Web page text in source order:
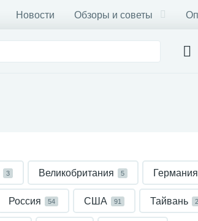
Новости Обзоры и советы
3 Великобритания 5 Германия
Россия 54 США 91 Тайвань 2